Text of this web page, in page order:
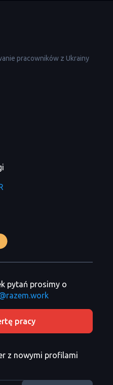
pracowników z Ukrainy
pytań prosimy o
pracy
z nowymi profilami